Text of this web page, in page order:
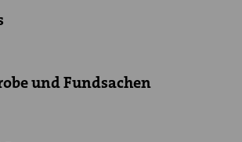
und Fundsachen